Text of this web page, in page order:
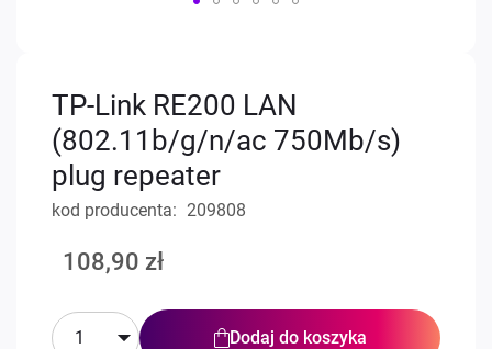
TP-Link RE200 LAN
(802.11b/g/n/ac 750Mb/s)
plug repeater
108,90 zł
kod producenta 209808
Dodaj do koszyka
galerii